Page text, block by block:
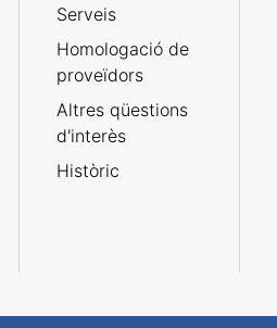
Serveis
Homologació de
proveïdors
Altres qüestions
d'interès
Històric